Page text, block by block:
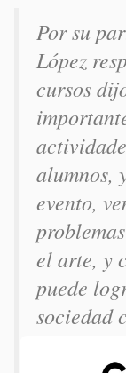
Por su
López
cursos
alumnos,
evento,
el arte, y
puede
sociedad